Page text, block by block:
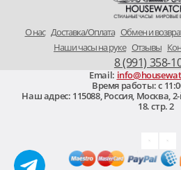
O нас Доставка/Оплата Обмен и
Наши часы на руке Отзывы
8 (991) 358-
Email:
Время работы: c
Наш адрес: 115088, Россия, Москва
18. стр. 2